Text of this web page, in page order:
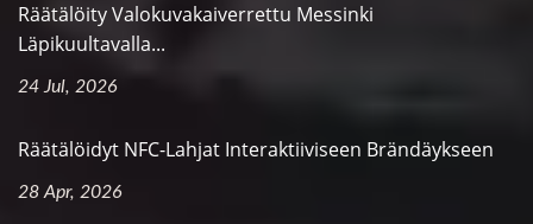
Räätälöity Valokuvakaiverrettu Messinki
Läpikuultavalla...
24 Jul, 2026
Räätälöidyt NFC-Lahjat Interaktiiviseen Brändäykseen
28 Apr, 2026